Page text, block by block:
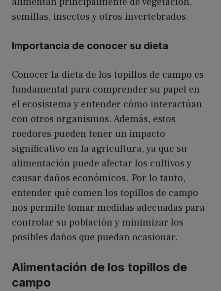
semillas, insectos y otros invertebrados.
Importancia de conocer su dieta
Conocer la dieta de los topillos de campo es
fundamental para comprender su papel en
el ecosistema y entender cómo interactúan
con otros organismos. Además, estos
roedores pueden tener un impacto
significativo en la agricultura, ya que su
alimentación puede afectar los cultivos y
causar daños económicos. Por lo tanto,
entender qué comen los topillos de campo
nos permite tomar medidas adecuadas para
controlar su población y minimizar los
posibles daños que puedan ocasionar.
Alimentación de los topillos de
campo